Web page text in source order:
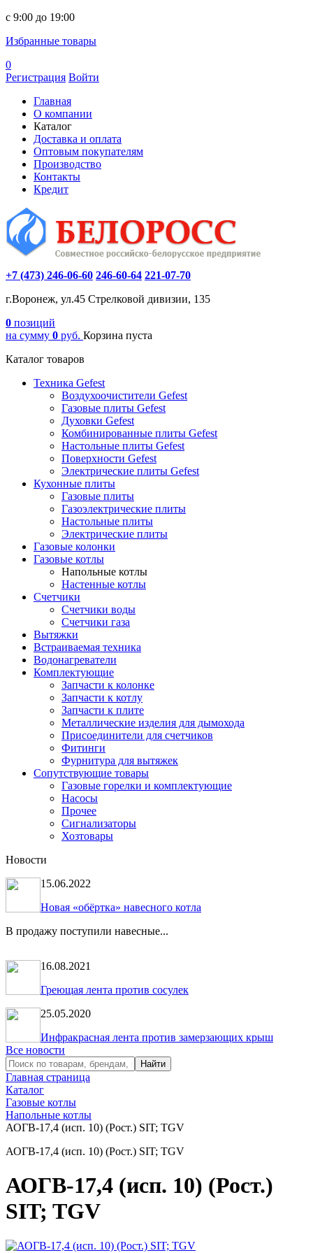
c 9:00 до 19:00
Избранные товары
0
Регистрация Войти
Главная
О компании
Каталог
Доставка и оплата
Оптовым покупателям
Производство
Контакты
Кредит
+7 (473) 246-06-60 246-60-64 221-07-70
г.Воронеж, ул.45 Стрелковой дивизии, 135
0 позиций
на сумму 0 руб. Корзина пуста
Каталог товаров
Техника Gefest
Воздухоочистители Gefest
Газовые плиты Gefest
Духовки Gefest
Комбинированные плиты Gefest
Настольные плиты Gefest
Поверхности Gefest
Электрические плиты Gefest
Кухонные плиты
Газовые плиты
Газоэлектрические плиты
Настольные плиты
Электрические плиты
Газовые колонки
Газовые котлы
Напольные котлы
Настенные котлы
Счетчики
Счетчики воды
Счетчики газа
Вытяжки
Встраиваемая техника
Водонагреватели
Комплектующие
Запчасти к колонке
Запчасти к котлу
Запчасти к плите
Металлические изделия для дымохода
Присоединители для счетчиков
Фитинги
Фурнитура для вытяжек
Сопутствующие товары
Газовые горелки и комплектующие
Насосы
Прочее
Сигнализаторы
Хозтовары
Новости
15.06.2022
Новая «обёртка» навесного котла
В продажу поступили навесные...
16.08.2021
Греющая лента против сосулек
25.05.2020
Инфракрасная лента против замерзающих крыш
Все новости
Главная страница
Каталог
Газовые котлы
Напольные котлы
АОГВ-17,4 (исп. 10) (Рост.) SIT; TGV
АОГВ-17,4 (исп. 10) (Рост.) SIT; TGV
АОГВ-17,4 (исп. 10) (Рост.)
SIT; TGV